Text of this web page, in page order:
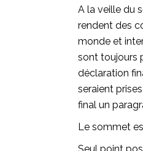
A la veille du
rendent des
monde et
sont toujours
déclaration
seraient
final un
Le sommet